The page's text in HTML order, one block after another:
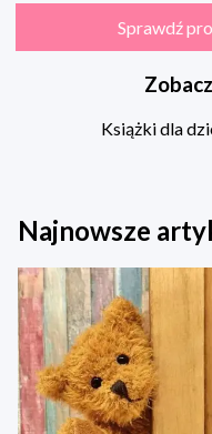
Sprawdź
Książki dla
Najnowsze